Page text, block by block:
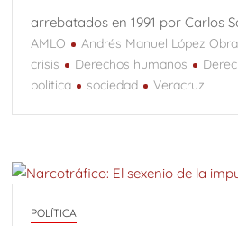
arrebatados en 1991 por Carlos
AMLO Andrés Manuel López
crisis
Derechos humanos
política
sociedad Veracruz
POLÍTICA